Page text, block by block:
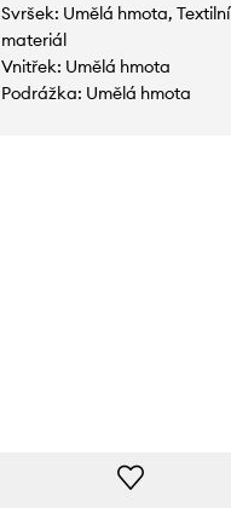
Svršek: Umělá hmota, Textilní
materiál
Vnitřek: Umělá hmota
Podrážka: Umělá hmota